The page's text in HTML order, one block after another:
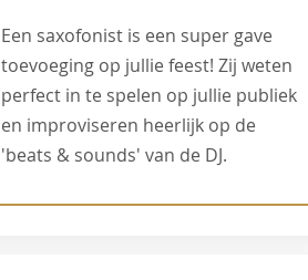
Een saxofonist is een super gave
toevoeging op jullie feest! Zij weten
perfect in te spelen op jullie publiek
en improviseren heerlijk op de
'beats & sounds' van de DJ.